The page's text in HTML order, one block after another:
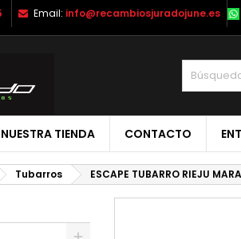
Email: info@recambiosjuradojune.es
NUESTRA TIENDA CONTACTO
Tubarros ESCAPE TUBARRO RIEJU